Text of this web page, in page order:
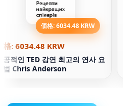
価格: 6034.48 KRW
格: 6034.48 KRW
공적인 TED 강연 최고의 연사 요
법 Chris Anderson